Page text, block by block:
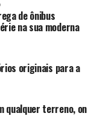
de ônibus
na sua moderna
originais para a
qualquer terreno, on